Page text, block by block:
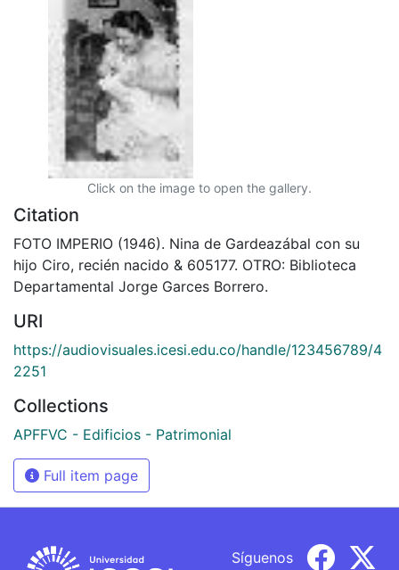
Click on the image to open the gallery.
Citation
FOTO IMPERIO (1946). Nina de Gardeazábal con su
hijo Ciro, recién nacido & 605177. OTRO: Biblioteca
Departamental Jorge Garces Borrero.
URI
https://audiovisuales.icesi.edu.co/handle/123456789/4
2251
Collections
APFFVC - Edificios - Patrimonial
Full item page
Síguenos